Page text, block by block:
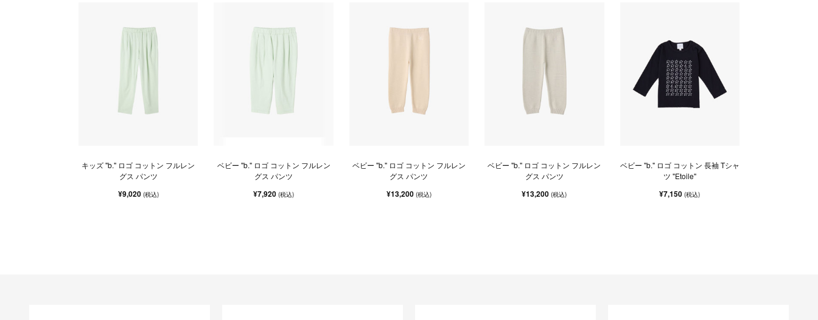
キッズ "b." ロゴ コットン フルレン
グス パンツ
¥9,020 (税込)
ベビー "b." ロゴ コットン フルレン
グス パンツ
¥7,920(税込)
ベビー "b." ロゴ コットン フルレン
グス パンツ
¥13,200 (税込)
ベビー "b." ロゴ コットン フルレン
グス パンツ
¥13,200(税込)
ベビー "b." ロゴ コットン 長袖 Tシャ
ツ "Etoile"
¥7,150(税込)